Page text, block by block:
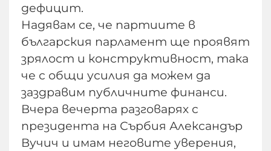
дефицит.
Надявам се, че партиите в
българския парламент ще проявят
зрялост и конструктивност, така
че с общи усилия да можем да
заздравим публичните финанси.
Вчера вечерта разговарях с
президента на Сърбия Александър
Вучич и имам неговите уверения,